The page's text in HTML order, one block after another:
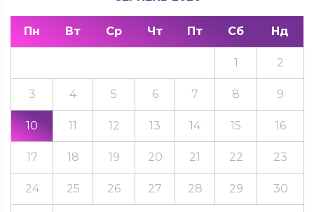
Пн Вт Ср Чт Пт Сб Нд
1 2
3 4 5 6 7 8 9
10 11 12 13 14 15 16
17 18 19 20 21 22 23
24 25 26 27 28 29 30